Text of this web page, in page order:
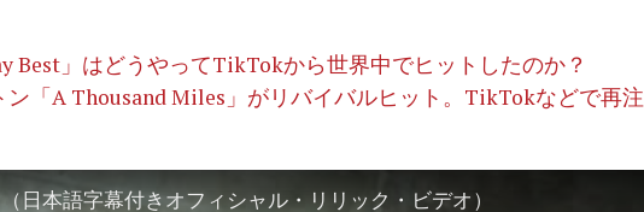
Best」はどうやってTikTokから世界中でヒットしたのか？
ン「A Thousand Miles」がリバイバルヒット。TikTokなどで再注
日本語字幕付きオフィシャル・リリック・ビデオ）